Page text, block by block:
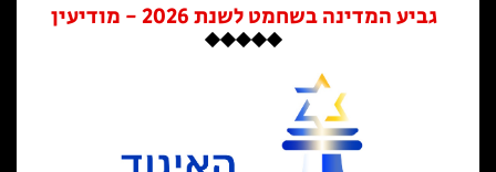
גביע המדינה בשחמט לשנת 2026 - מודיעין